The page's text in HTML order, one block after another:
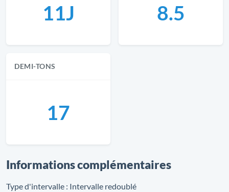
11J 8.5
DEMI-TONS
17
Informations complémentaires
Type d'intervalle : Intervalle redoublé